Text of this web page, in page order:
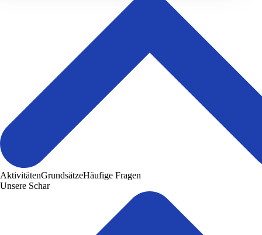
AktivitätenGrundsätzeHäufige Fragen
Unsere Schar